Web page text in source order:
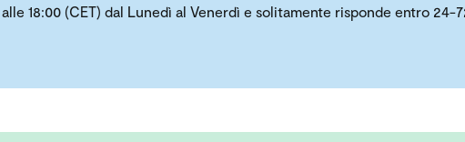
18:00 (CET) dal Lunedì al Venerdì e solitamente risponde entro 24-